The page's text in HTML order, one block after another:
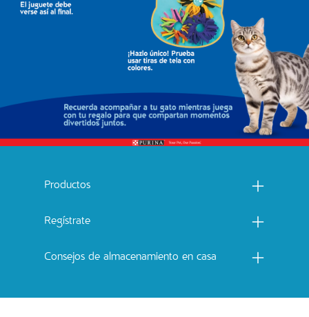
Productos
Regístrate
Consejos de almacenamiento en casa